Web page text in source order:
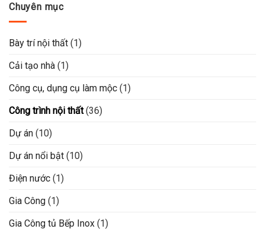
Chuyên mục
Bày trí nội thất (1)
Cải tạo nhà (1)
Công cụ, dụng cụ làm mộc (1)
Công trình nội thất(36)
Dự án (10)
Dự án nổi bật (10)
Điện nước (1)
Gia Công (1)
Gia Công tủ Bếp Inox (1)